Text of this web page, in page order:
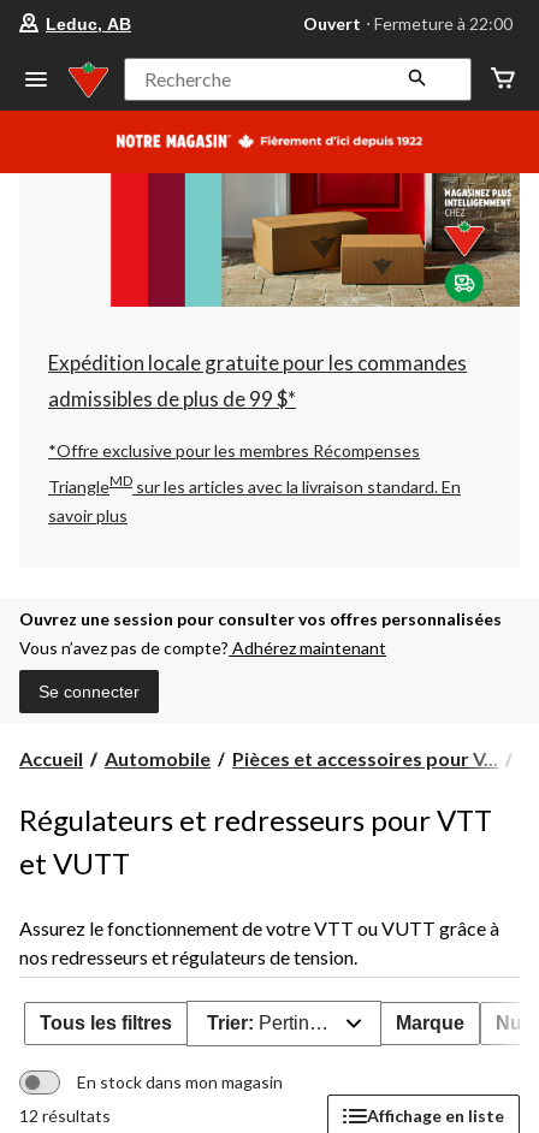
votre
préféré
Leduc,
AB,
courament
Fermeture
à
22:00
cliquer
pour
changer
Leduc, AB Ouvert ⋅ Fermeture à 22:00
Recherche
Expédition locale gratuite pour les commandes
admissibles de plus de 99 $*
*Offre exclusive pour les membres Récompenses
TriangleMD sur les articles avec la livraison standard.En
savoir plus
Ouvrez une session pour consulter vos offres personnalisées
Vous n’avez pas de compte? Adhérez maintenant
Se connecter
Accueil Automobile Pièces et accessoires pour V...
Régulateurs et redresseurs pour VTT
et VUTT
Assurez le fonctionnement de votre VTT ou VUTT grâce à
nos redresseurs et régulateurs de tension.
Tous les filtres Trier: Pertinence Marque
En stock dans mon magasin
12 résultats
Affichage en liste